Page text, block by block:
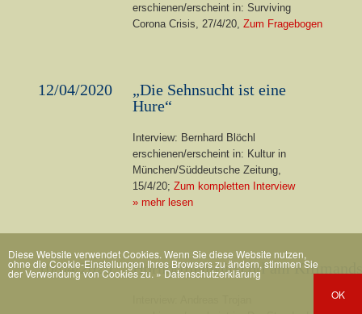
erschienen/erscheint in: Surviving
Corona Crisis, 27/4/20, Zum Fragebogen
12/04/2020
„Die Sehnsucht ist eine
Hure“
Interview: Bernhard Blöchl
erschienen/erscheint in: Kultur in
München/Süddeutsche Zeitung,
15/4/20; Zum kompletten Interview
» mehr lesen
10/04/2020 Hornbrillenwürschtl am
Diese Website verwendet Cookies. Wenn Sie diese Website nutzen,
ohne die Cookie-Einstellungen Ihres Browsers zu ändern, stimmen Sie
der Verwendung von Cookies zu. » Datenschutzerklärung
OK